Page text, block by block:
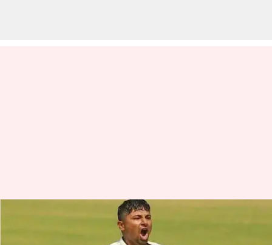
మళ్లీ సెంచరీ, తగ్గేదేలా అంటున్న
సర్ఫరాజ్ ఖాన్